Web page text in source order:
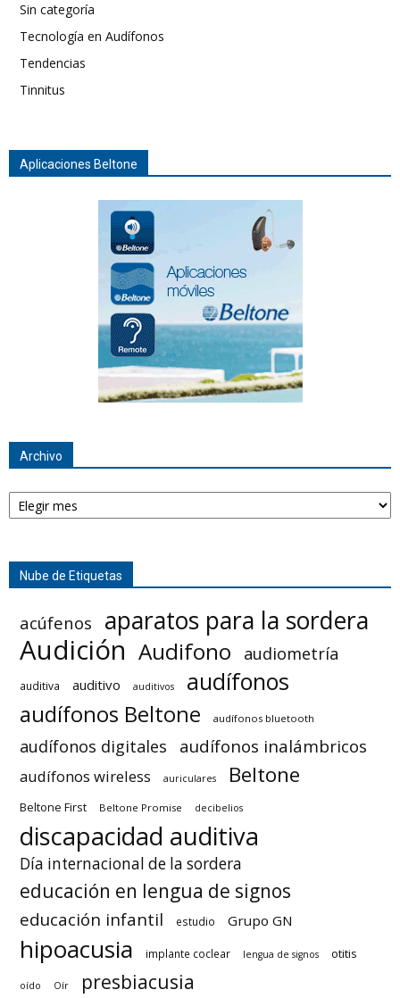
Sin categoría
Tecnología en Audífonos
Tendencias
Tinnitus
Aplicaciones Beltone
Archivo
Archivo
Nube de Etiquetas
acúfenos aparatos para la sordera
Audición Audifono audiometría
auditiva auditivo auditivos audífonos
audífonos Beltone audífonos bluetooth
audífonos digitales audífonos inalámbricos
audífonos wireless auriculares Beltone
Beltone First Beltone Promise decibelios
discapacidad auditiva
Día internacional de la sordera
educación en lengua de signos
educación infantil estudio Grupo GN
hipoacusia implante coclear lengua de signos otitis
oído Oír presbiacusia